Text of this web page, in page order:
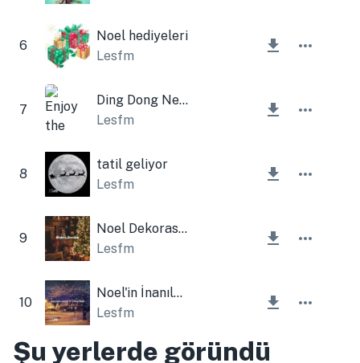
6
Noel hediyeleri
Lesfm
7
Ding Dong Neşeyle Yükseliyor (Noel Çanları)
Lesfm
8
tatil geliyor
Lesfm
9
Noel Dekorasyonu
Lesfm
10
Noel'in İnanılmaz Lütfu
Lesfm
Şu yerlerde göründü